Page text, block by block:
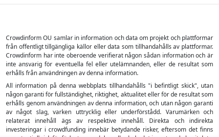
Crowdinform OU samlar in information och data om projekt och plattformar
från offentligt tillgängliga källor eller data som tillhandahålls av plattformar.
Crowdinform har inte oberoende verifierat någon sådan information och är
inte ansvarig för eventuella fel eller utelämnanden, eller de resultat som
erhålls från användningen av denna information.
All information på denna webbplats tillhandahålls "i befintligt skick", utan
någon garanti för fullständighet, riktighet, aktualitet eller för de resultat som
erhålls genom användningen av denna information, och utan någon garanti
av något slag, varken uttrycklig eller underförstådd. Varumärken och
relaterat innehåll ägs av respektive innehåll. Direkta och indirekta
investeringar i crowdfunding innebär betydande risker, eftersom det finns